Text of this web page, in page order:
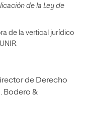
de la Ley de
de la vertical jurídico
de Derecho
Bodero &